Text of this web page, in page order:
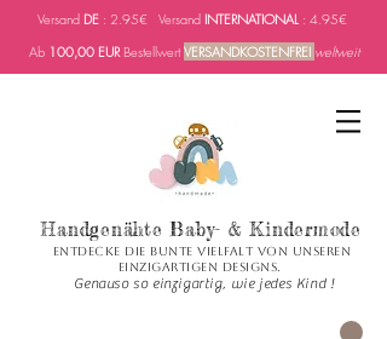
Versand DE : 2.95€ Versand INTERNATIONAL : 4.95€
Ab 100,00 EURBestellwertVERSANDKOSTENFREI weltweit
Handgenähte Baby- & Kindermode
Entdecke die bunte Vielfalt von unseren
einzigartigen Designs.
Genauso so einzigartig, wie jedes Kind !